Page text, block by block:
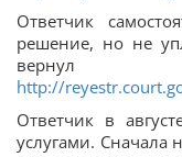
Ответчик
решение, но не
вернул
http://
Ответчик в
услугами. Сначала